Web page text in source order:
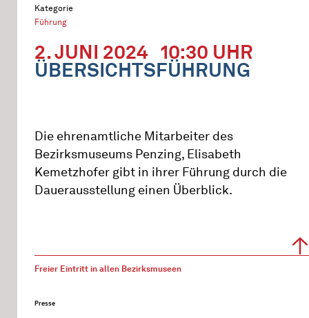
Kategorie
Führung
2. JUNI 2024 10:30 UHR
ÜBERSICHTSFÜHRUNG
Die ehrenamtliche Mitarbeiter des
Bezirksmuseums Penzing, Elisabeth
Kemetzhofer gibt in ihrer Führung durch die
Dauerausstellung einen Überblick.
Freier Eintritt in allen Bezirksmuseen
Presse